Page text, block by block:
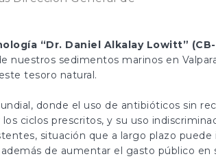
“Dr. Daniel Alkalay Lowitt”
nuestros sedimentos marinos en
tesoro natural.
donde el uso de antibióticos sin
ciclos prescritos, y su uso
situación que a largo plazo puede
de aumentar el gasto público en